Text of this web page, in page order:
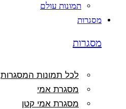
תמונות עולם
מסגרות
מסגרות
לכל תמונות המסגרות
מסגרת אמי
מסגרת אמי קטן